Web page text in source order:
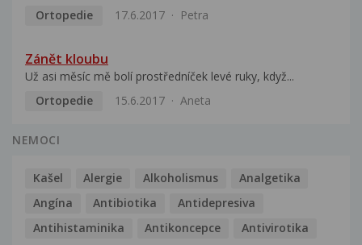
Ortopedie
17.6.2017 Petra
Zánět kloubu
Už asi měsíc mě bolí prostředníček levé ruky, když...
Ortopedie
15.6.2017 Aneta
NEMOCI
Kašel Alergie Alkoholismus
Analgetika
Angína
Antibiotika
Antidepresiva
Antihistaminika
Antikoncepce Antivirotika